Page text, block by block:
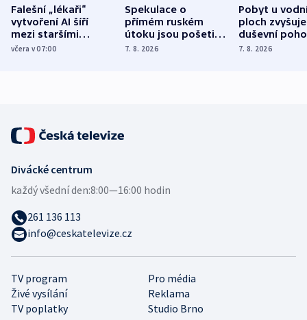
Falešní „lékaři“
vytvoření AI šíří
mezi staršími
Poláky nebezpečné
včera v 07:00
Spekulace o
přímém ruském
útoku jsou pošetilé,
míní estonský
7. 8. 2026
Pobyt u
ploch zvyšuje
duševní
ukázala
7. 8. 2026
TV program
Pro média
Živé vysílání
Reklama
TV poplatky
Studio Brno
Divácké centrum
každý všední den:8:00—16:00 hodin
261 136 113
info@ceskatelevize.cz